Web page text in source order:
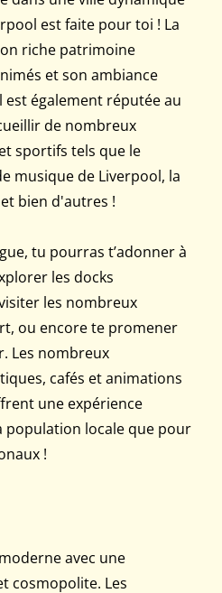
est faite pour toi ! La
riche patrimoine
et son ambiance
également réputée au
de nombreux
sportifs tels que le
musique de Liverpool, la
bien d'autres !
tu pourras t’adonner à
les docks
les nombreux
ou encore te promener
Les nombreux
cafés et animations
une expérience
population locale que pour
!
avec une
cosmopolite. Les